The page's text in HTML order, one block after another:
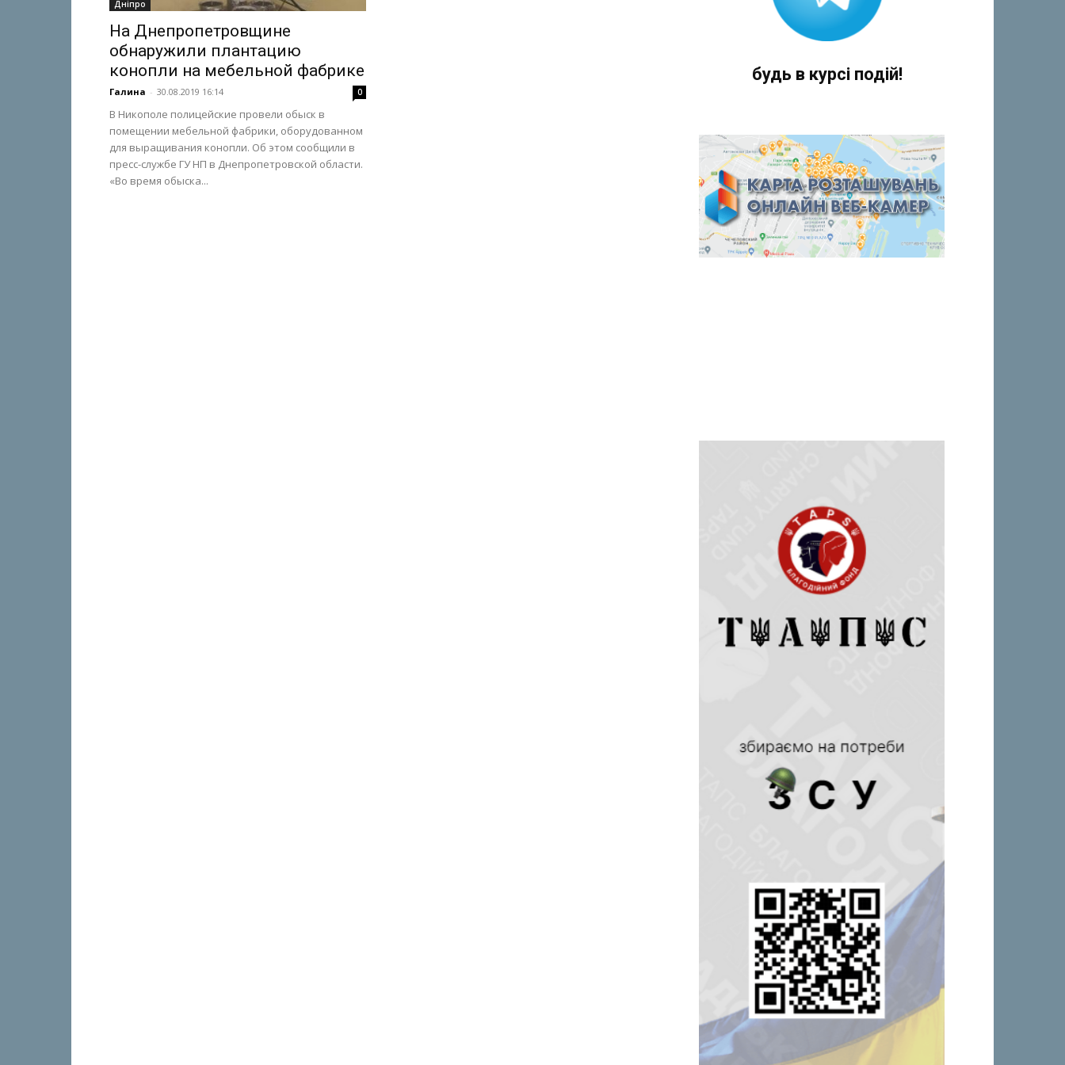
Дніпро
На Днепропетровщине
обнаружили плантацию
конопли на мебельной фабрике
Галина - 30.08.2019 16:14 0
В Никополе полицейские провели обыск в
помещении мебельной фабрики, оборудованном
для выращивания конопли. Об этом сообщили в
пресс-службе ГУ НП в Днепропетровской области.
«Во время обыска...
будь в курсі подій!